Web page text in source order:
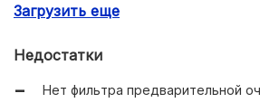
Не выделяет озон;
Загрузить еще
Недостатки
Нет фильтра предварительной